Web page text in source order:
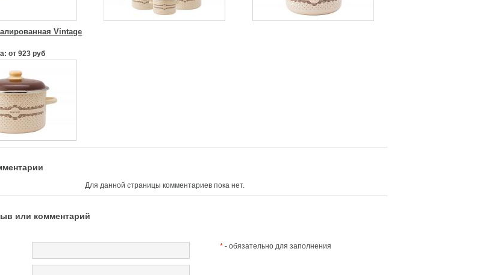
Vintage
от 923 руб
Для данной страницы комментариев пока нет.
или комментарий
* - обязательно для заполнения